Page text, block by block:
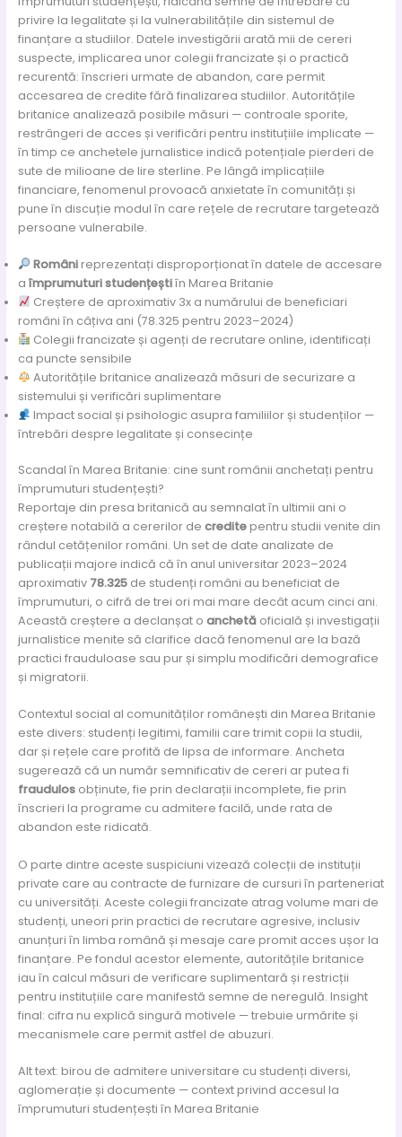
privire la legalitate și la vulnerabilitățile din sistemul de
finanțare a studiilor. Datele investigării arată mii de cereri
suspecte, implicarea unor colegii francizate și o practică
recurentă: înscrieri urmate de abandon, care permit
accesarea de credite fără finalizarea studiilor. Autoritățile
britanice analizează posibile măsuri — controale sporite,
restrângeri de acces și verificări pentru instituțiile implicate —
în timp ce anchetele jurnalistice indică potențiale pierderi de
sute de milioane de lire sterline. Pe lângă implicațiile
financiare, fenomenul provoacă anxietate în comunități și
pune în discuție modul în care rețele de recrutare targetează
persoane vulnerabile.
Românireprezentați disproporționat în datele de accesare
a împrumuturi studențeștiîn Marea Britanie
Creștere de aproximativ 3x a numărului de beneficiari
români în câțiva ani (78.325 pentru 2023–2024)
Colegii francizate și agenți de recrutare online, identificați
ca puncte sensibile
Autoritățile britanice analizează măsuri de securizare a
sistemului și verificări suplimentare
Impact social și psihologic asupra familiilor și studenților —
întrebări despre legalitate și consecințe
Scandal în Marea Britanie: cine sunt românii anchetați pentru
împrumuturi studențești?
Reportaje din presa britanică au semnalat în ultimii ani o
creștere notabilă a cererilor de creditepentru studii venite din
rândul cetățenilor români. Un set de date analizate de
publicații majore indică că în anul universitar 2023–2024
aproximativ 78.325de studenți români au beneficiat de
împrumuturi, o cifră de trei ori mai mare decât acum cinci ani.
Această creștere a declanșat o anchetăoficială și investigații
jurnalistice menite să clarifice dacă fenomenul are la bază
practici frauduloase sau pur și simplu modificări demografice
și migratorii.
Contextul social al comunităților românești din Marea Britanie
este divers: studenți legitimi, familii care trimit copii la studii,
dar și rețele care profită de lipsa de informare. Ancheta
sugerează că un număr semnificativ de cereri ar putea fi
fraudulosobținute, fie prin declarații incomplete, fie prin
înscrieri la programe cu admitere facilă, unde rata de
abandon este ridicată.
O parte dintre aceste suspiciuni vizează colecții de instituții
private care au contracte de furnizare de cursuri în parteneriat
cu universități. Aceste colegii francizate atrag volume mari de
studenți, uneori prin practici de recrutare agresive, inclusiv
anunțuri în limba română și mesaje care promit acces ușor la
finanțare. Pe fondul acestor elemente, autoritățile britanice
iau în calcul măsuri de verificare suplimentară și restricții
pentru instituțiile care manifestă semne de neregulă. Insight
final: cifra nu explică singură motivele — trebuie urmărite și
mecanismele care permit astfel de abuzuri.
Alt text: birou de admitere universitare cu studenți diversi,
aglomerație și documente — context privind accesul la
împrumuturi studențești în Marea Britanie